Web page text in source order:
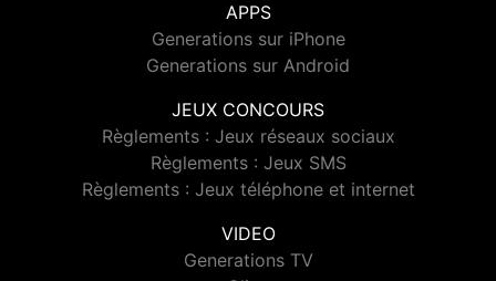
APPS
Generations sur iPhone
Generations sur Android
JEUX CONCOURS
Règlements : Jeux réseaux sociaux
Règlements : Jeux SMS
Règlements : Jeux téléphone et internet
VIDEO
Generations TV